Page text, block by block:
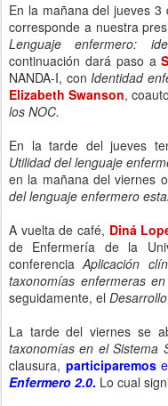
En la mañana del jueves
corresponde a nuestra
Lenguaje enfermero:
continuación dará paso a
NANDA-I, con Identidad
Elizabeth Swanson,
los NOC.
En la tarde del jueves
Utilidad del lenguaje
en la mañana del viernes
del lenguaje enfermero
A vuelta de café, Diná
de Enfermería de la
conferenciaAplicación
taxonomías enfermeras
seguidamente, el
La tarde del viernes se
taxonomías en el Sistema
clausura, participaremos
Enfermero 2.0. Lo cual